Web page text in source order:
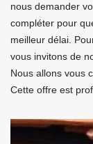
nous demander
compléter pour
meilleur délai.
vous invitons de
Nous allons vous
Cette offre est